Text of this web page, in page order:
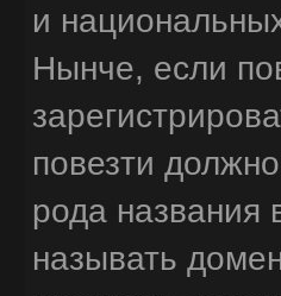
и
Нынче, если
повезти
рода названия
называть